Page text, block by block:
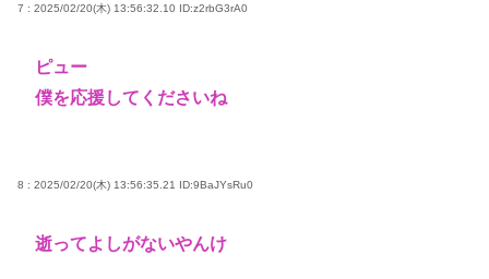
7 : 2025/02/20(木) 13:56:32.10 ID:z2rbG3rA0
ピュー
僕を応援してくださいね
8 : 2025/02/20(木) 13:56:35.21 ID:9BaJYsRu0
逝ってよしがないやんけ